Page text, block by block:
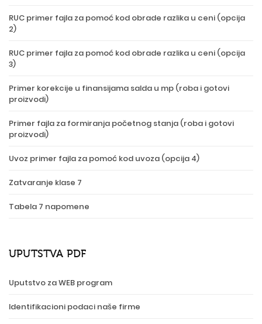
RUC primer fajla za pomoć kod obrade razlika u ceni (opcija
2)
RUC primer fajla za pomoć kod obrade razlika u ceni (opcija
3)
Primer korekcije u finansijama salda u mp (roba i gotovi
proizvodi)
Primer fajla za formiranja početnog stanja (roba i gotovi
proizvodi)
Uvoz primer fajla za pomoć kod uvoza (opcija 4)
Zatvaranje klase 7
Tabela 7 napomene
UPUTSTVA PDF
Uputstvo za WEB program
Identifikacioni podaci naše firme